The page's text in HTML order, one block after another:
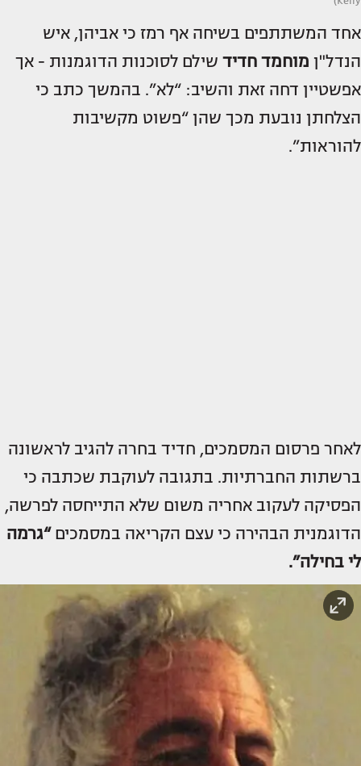
אחד המשתתפים בשיחה אף רמז כי אביהן, איש
הנדל"ן מוחמד חדיד שילם לסוכנות הדוגמנות - אך
אפשטיין דחה זאת והשיב: “לא”. בהמשך כתב כי
הצלחתן נובעת מכך שהן “פשוט מקשיבות
להוראות”.
לאחר פרסום המסמכים, חדיד בחרה להגיב לראשונה
ברשתות החברתיות. בתגובה לעוקבת שכתבה כי
הפסיקה לעקוב אחריה משום שלא התייחסה לפרשה,
הדוגמנית הבהירה כי עצם הקריאה במסמכים“גרמה
לי בחילה”.